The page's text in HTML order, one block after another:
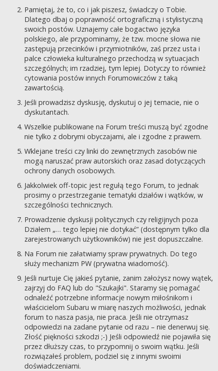
Pamiętaj, że to, co i jak piszesz, świadczy o Tobie.
Dlatego dbaj o poprawność ortograficzną i stylistyczną
swoich postów. Uznajemy całe bogactwo języka
polskiego, ale przypominamy, że tzw. mocne słowa nie
zastępują przecinków i przymiotników, zaś przez usta i
palce człowieka kulturalnego przechodzą w sytuacjach
szczególnych; im rzadziej, tym lepiej. Dotyczy to również
cytowania postów innych Forumowiczów z taką
zawartością.
Jeśli prowadzisz dyskusję, dyskutuj o jej temacie, nie o
dyskutantach.
Wszelkie publikowane na Forum treści muszą być zgodne
nie tylko z dobrymi obyczajami, ale i zgodne z prawem.
Wklejane treści czy linki do zewnętrznych zasobów nie
mogą naruszać praw autorskich oraz zasad dotyczących
ochrony danych osobowych.
Jakkolwiek off-topic jest regułą tego Forum, to jednak
prosimy o przestrzeganie tematyki działów i wątków, w
szczególności technicznych.
Prowadzenie dyskusji politycznych czy religijnych poza
Działem „… tego lepiej nie dotykać” (dostępnym tylko dla
zarejestrowanych użytkowników) nie jest dopuszczalne.
Na Forum nie załatwiamy spraw prywatnych. Do tego
służy mechanizm PW (prywatna wiadomość).
Jeśli nurtuje Cię jakieś pytanie, zanim założysz nowy wątek,
zajrzyj do FAQ lub do "Szukajki". Staramy się pomagać
odnaleźć potrzebne informacje nowym miłośnikom i
właścicielom Subaru w miarę naszych możliwości, jednak
forum to nasza pasja, nie praca. Jeśli nie otrzymasz
odpowiedzi na zadane pytanie od razu – nie denerwuj się.
Złość piękności szkodzi ;-) Jeśli odpowiedź nie pojawiła się
przez dłuższy czas, to przypomnij o swoim wątku. Jeśli
rozwiązałeś problem, podziel się z innymi swoimi
doświadczeniami.